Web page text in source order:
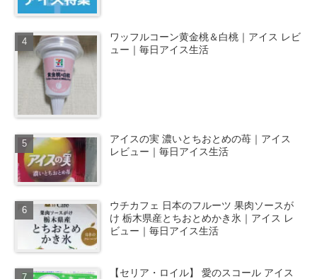
ワッフルコーン黄金桃＆白桃｜アイス レビ
ュー｜毎日アイス生活
アイスの実 濃いとちおとめの苺｜アイス
レビュー｜毎日アイス生活
ウチカフェ 日本のフルーツ 果肉ソースが
け 栃木県産とちおとめかき氷｜アイス レ
ビュー｜毎日アイス生活
【セリア・ロイル】 愛のスコール アイス